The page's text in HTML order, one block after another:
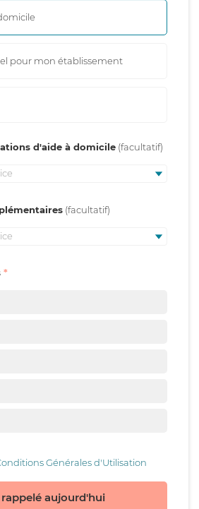
pour mon établissement
d'aide à domicile
Générales d'Utilisation
rappelé aujourd'hui